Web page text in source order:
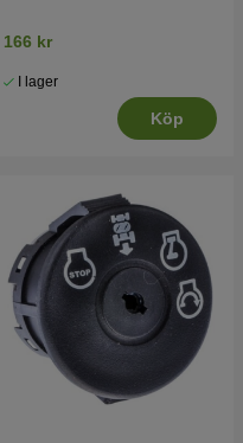
166 kr
I lager
Köp